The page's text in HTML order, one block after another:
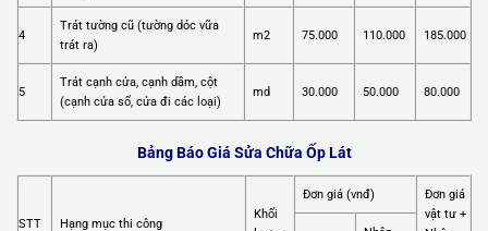
4
Trát tường cũ (tường dóc vữa
trát ra)
m2 75.000 110.000 185.000
5
Trát cạnh cửa, cạnh dầm, cột
(cạnh cửa sổ, cửa đi các loại)
md 30.000 50.000 80.000
Bảng Báo Giá Sửa Chữa Ốp Lát
STT Hạng mục thi công
Khối
Đơn giá (vnđ)
Đơn giá
vật tư +